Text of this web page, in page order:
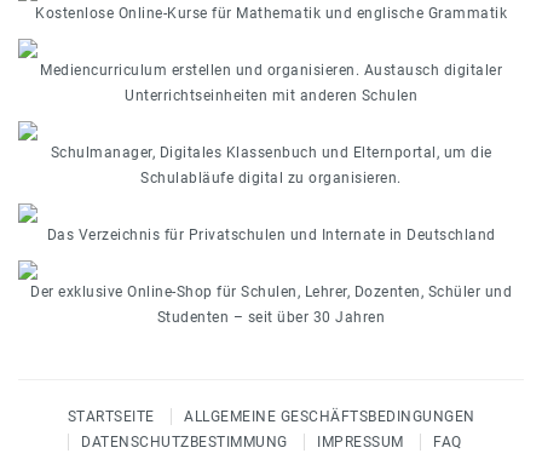
Kostenlose Online-Kurse für Mathematik und englische Grammatik
Mediencurriculum erstellen und organisieren. Austausch digitaler
Unterrichtseinheiten mit anderen Schulen
Schulmanager, Digitales Klassenbuch und Elternportal, um die
Schulabläufe digital zu organisieren.
Das Verzeichnis für Privatschulen und Internate in Deutschland
Der exklusive Online-Shop für Schulen, Lehrer, Dozenten, Schüler und
Studenten – seit über 30 Jahren
STARTSEITE
ALLGEMEINE GESCHÄFTSBEDINGUNGEN
DATENSCHUTZBESTIMMUNG
IMPRESSUM FAQ